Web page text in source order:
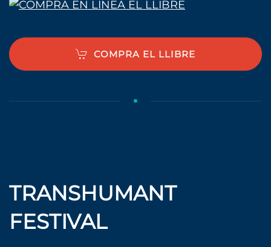
COMPRA EL LLIBRE
TRANSHUMANT
FESTIVAL